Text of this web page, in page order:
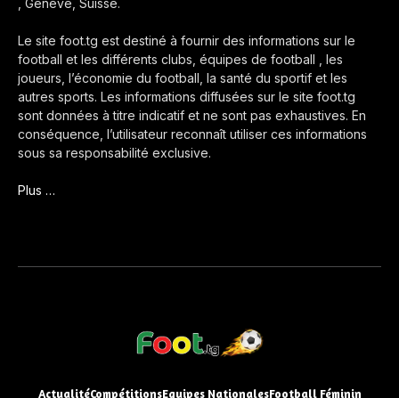
Le site foot.tg est destiné à fournir des informations sur le
football et les différents clubs, équipes de football , les
joueurs, l’économie du football, la santé du sportif et les
autres sports. Les informations diffusées sur le site foot.tg
sont données à titre indicatif et ne sont pas exhaustives. En
conséquence, l’utilisateur reconnaît utiliser ces informations
sous sa responsabilité exclusive.
Plus …
ActualitéCompétitionsEquipes NationalesFootball Féminin